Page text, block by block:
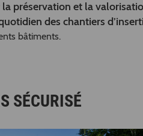
la préservation et la
des chantiers
bâtiments.
SÉCURISÉ